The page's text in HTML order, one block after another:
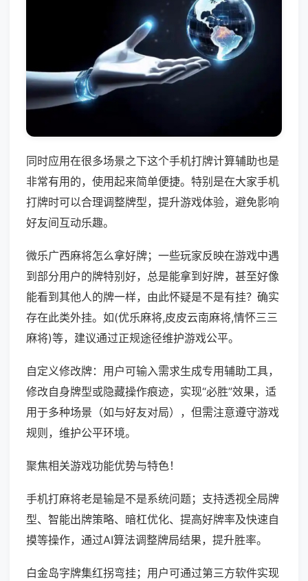
同时应用在很多场景之下这个手机打牌计算辅助也是
非常有用的，使用起来简单便捷。特别是在大家手机
打牌时可以合理调整牌型，提升游戏体验，避免影响
好友间互动乐趣。
微乐广西麻将怎么拿好牌；一些玩家反映在游戏中遇
到部分用户的牌特别好，总是能拿到好牌，甚至好像
能看到其他人的牌一样，由此怀疑是不是有挂？确实
存在此类外挂。如(优乐麻将,皮皮云南麻将,情怀三三
麻将)等，建议通过正规途径维护游戏公平。
自定义修改牌：用户可输入需求生成专用辅助工具，
修改自身牌型或隐藏操作痕迹，实现“必胜”效果，适
用于多种场景（如与好友对局），但需注意遵守游戏
规则，维护公平环境。
聚焦相关游戏功能优势与特色！
手机打麻将老是输是不是系统问题；支持透视全局牌
型、智能出牌策略、暗杠优化、提高好牌率及快速自
摸等操作，通过AI算法调整牌局结果，提升胜率。
白金岛字牌集红拐弯挂；用户可通过第三方软件实现